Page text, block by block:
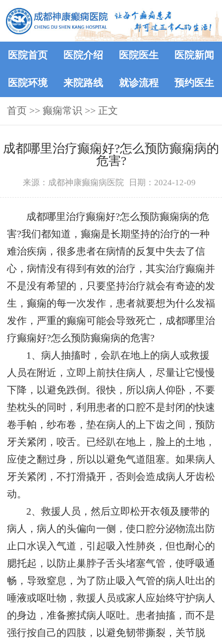
医院首页 医院介绍 医院医生 医院新闻
医院环境 来院路线 就诊流程 预约医生
首页 >> 癫痫常识 >> 正文
成都哪里治疗癫痫好?怎么预防癫痫病的
危害?
来源：成都神康癫痫病医院 日期：2024-12-09
成都哪里治疗癫痫好?怎么预防癫痫病的危
害?我们都知道，癫痫是长期坚持的治疗的一种
难治疾病，很多患者在病情的反复中失去了信
心，病情没有得到有效的治疗，其实治疗癫痫并
不是没有希望的，只要坚持治疗就会有奇迹的发
生，癫痫的每一次发作，患者就要想为什么发福
发作，严重的癫痫可能会导致死亡，成都哪里治
疗癫痫好?怎么预防癫痫病的危害?
1、病人抽搐时，会趴在地上的病人或救援
人员在附近，立即上前扶住病人，尽量让它慢慢
下降，以避免跌倒。很快，所以病人仰卧，不要
垫枕头的同时，利用患者的口腔不是封闭的快速
卷手帕，纱布卷，垫在病人的上下齿之间，预防
牙关紧闭，咬舌。已经趴在地上，脸上的土地，
应使之翻过身，所以以避免气道阻塞。如果病人
牙关紧闭，不打滑撬开，否则会造成病人牙齿松
动。
2、救援人员，然后立即松开衣领及腰带的
病人，病人的头偏向一侧，使口腔分泌物流出防
止口水误入气道，引起吸入性肺炎，但也耐心的
腮托起，以防止巢脖子舌头堵塞气管，使呼吸通
畅，导致窒息，为了防止吸入气管的病人吐出的
唾液或呕吐物，救援人员或家人应始终守护病人
的身边，准备擦拭病人呕吐。患者抽搐，而不是
强行按自己的四肢，以避免韧带撕裂，关节脱